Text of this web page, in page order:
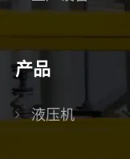
产品
液压机